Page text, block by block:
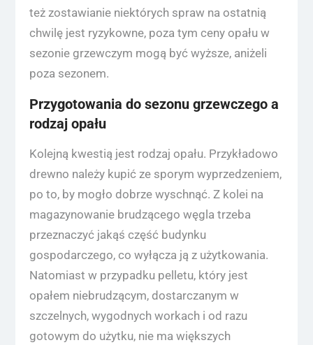
też zostawianie niektórych spraw na ostatnią
chwilę jest ryzykowne, poza tym ceny opału w
sezonie grzewczym mogą być wyższe, aniżeli
poza sezonem.
Przygotowania do sezonu grzewczego a
rodzaj opału
Kolejną kwestią jest rodzaj opału. Przykładowo
drewno należy kupić ze sporym wyprzedzeniem,
po to, by mogło dobrze wyschnąć. Z kolei na
magazynowanie brudzącego węgla trzeba
przeznaczyć jakąś część budynku
gospodarczego, co wyłącza ją z użytkowania.
Natomiast w przypadku pelletu, który jest
opałem niebrudzącym, dostarczanym w
szczelnych, wygodnych workach i od razu
gotowym do użytku, nie ma większych